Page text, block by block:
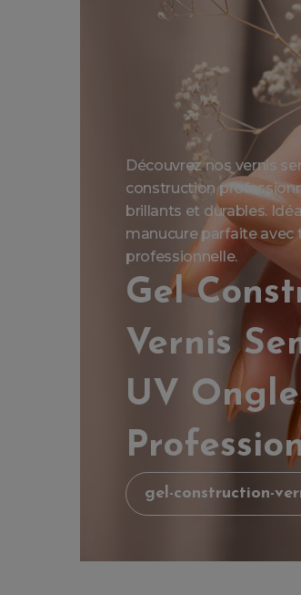
Découvrez nos vernis
construction
brillants et durables.
manucure parfaite avec
professionnelle.
Gel
Vernis
UV
gel-construction-